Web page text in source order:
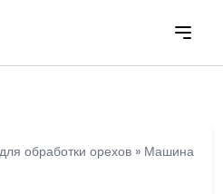
обработки орехов » Машина